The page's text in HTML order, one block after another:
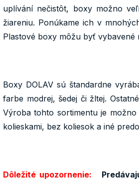
uplívání nečistôt, boxy možno
žiareniu. Ponúkame ich v
Plastové boxy môžu byť
Boxy DOLAV sú štandardne
farbe modrej, šedej či žltej.
Výroba tohto sortimentu je
kolieskami, bez koliesok a iné
Dôležité upozornenie: